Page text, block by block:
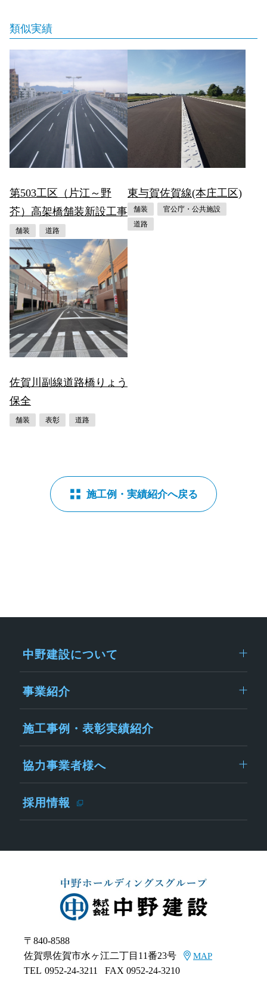
類似実績
第503工区（片江～野
芥）高架橋舗装新設工事
舗装 道路
東与賀佐賀線(本庄工区)
舗装
官公庁・公共施設
道路
佐賀川副線道路橋りょう
保全
舗装 表彰 道路
施工例・実績紹介へ戻る
中野建設について
事業紹介
施工事例・表彰実績紹介
協力事業者様へ
採用情報
〒840-8588
佐賀県佐賀市水ヶ江二丁目11番23号
MAP
TEL 0952-24-3211 FAX 0952-24-3210